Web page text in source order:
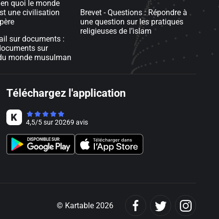
quoi le monde
une civilisation
sur documents :
sur
monde musulman
Brevet - Questions : Répondre à
une question sur les pratiques
religieuses de l’islam
Téléchargez l'application
4,5/5sur20269 avis
© Kartable 2026